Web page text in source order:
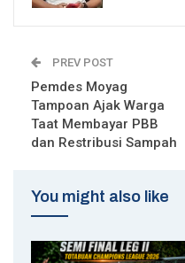
PREV POST
Pemdes Moyag
Tampoan Ajak Warga
Taat Membayar PBB
dan Restribusi Sampah
You might also like